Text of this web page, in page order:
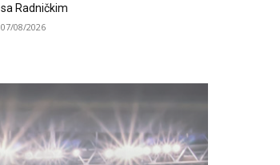
sa Radničkim
07/08/2026